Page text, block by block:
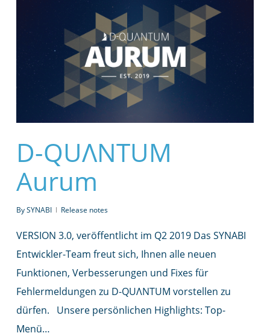
D-QUΛNTUM
Aurum
BySYNABI Release notes
VERSION 3.0, veröffentlicht im Q2 2019 Das SYNABI
Entwickler-Team freut sich, Ihnen alle neuen
Funktionen, Verbesserungen und Fixes für
Fehlermeldungen zu D-QUΛNTUM vorstellen zu
dürfen. Unsere persönlichen Highlights: Top-
Menü…